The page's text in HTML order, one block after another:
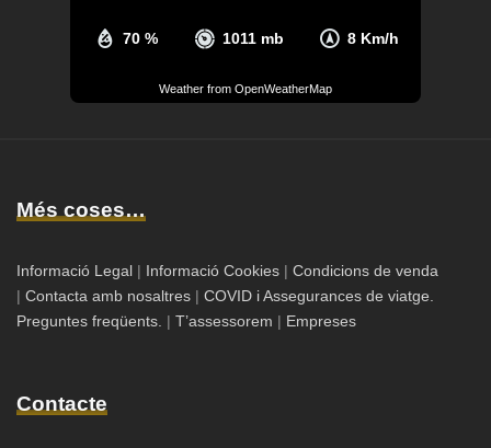
70 % 1011 mb 8 Km/h
Weather from OpenWeatherMap
Més coses…
Informació Legal | Informació Cookies | Condicions de venda
| Contacta amb nosaltres | COVID i Assegurances de viatge.
Preguntes freqüents. | T’assessorem | Empreses
Contacte